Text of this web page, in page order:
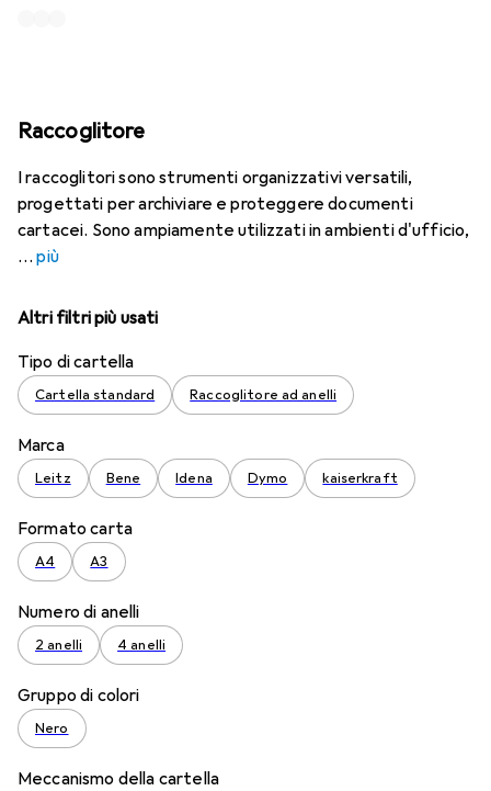
Raccoglitore
I raccoglitori sono strumenti organizzativi versatili,
progettati per archiviare e proteggere documenti
cartacei. Sono ampiamente utilizzati in ambienti d'ufficio,
più
Altri filtri più usati
Tipo di cartella
Cartella standard Raccoglitore ad anelli
Marca
Leitz Bene Idena Dymo kaiserkraft
Formato carta
A4 A3
Numero di anelli
2 anelli 4 anelli
Gruppo di colori
Nero
Meccanismo della cartella